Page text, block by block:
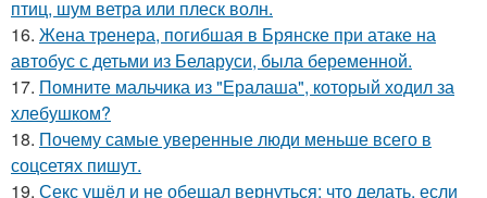
птиц, шум ветра или плеск волн.
16. Жена тренера, погибшая в Брянске при атаке на
автобус с детьми из Беларуси, была беременной.
17. Помните мальчика из "Ералаша", который ходил за
хлебушком?
18. Почему самые уверенные люди меньше всего в
соцсетях пишут.
19. Секс ушёл и не обещал вернуться: что делать, если